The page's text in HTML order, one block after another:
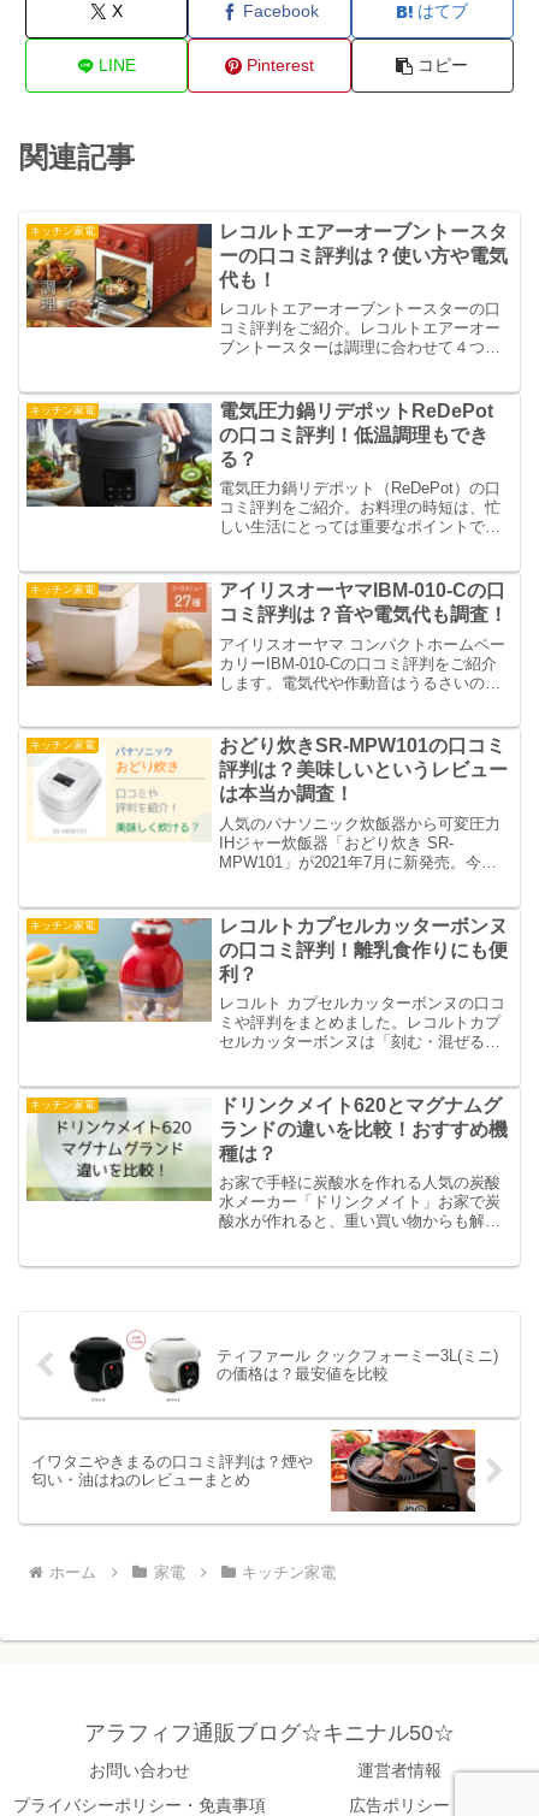
X Facebook はてブ
LINE Pinterest コピー
関連記事
キッチン家電
レコルトエアーオーブントースタ
ーの口コミ評判は？使い方や電気
代も！
レコルトエアーオーブントースターの口
コミ評判をご紹介。レコルトエアーオー
ブントースターは調理に合わせて４つの
理もできるのが嬉しい機能ですね。使い
方や電気代も調べました。
キッチン家電
電気圧力鍋リデポットReDePot
の口コミ評判！低温調理もでき
る？
電気圧力鍋リデポット（ReDePot）の口
コミ評判をご紹介。お料理の時短は、忙
しい生活にとっては重要なポイントです
ミから調査。低温調理もできるのかも調
べています。
キッチン家電
アイリスオーヤマIBM-010-Cの口
コミ評判は？音や電気代も調査！
アイリスオーヤマ コンパクトホームベー
カリーIBM-010-Cの口コミ評判をご紹介
します。電気代や作動音はうるさいのか
ます。毎日焼き立ての美味しいパンを味
わえますよ。
キッチン家電
おどり炊きSR-MPW101の口コミ
評判は？美味しいというレビュー
は本当か調査！
人気のパナソニック炊飯器から可変圧力
IHジャー炊飯器「おどり炊き SR-
MPW101」が2021年7月に新発売。今回
美味しいのか、レビューから調べまし
た。
キッチン家電
レコルトカプセルカッターボンヌ
の口コミ評判！離乳食作りにも便
利？
レコルト カプセルカッターボンヌの口コ
ミや評判をまとめました。レコルトカプ
セルカッターボンヌは「刻む・混ぜる・
乳食作りにも便利なのかも口コミや評判
から調べました。
キッチン家電
ドリンクメイト620とマグナムグ
ランドの違いを比較！おすすめ機
種は？
お家で手軽に炭酸水を作れる人気の炭酸
水メーカー「ドリンクメイト」お家で炭
酸水が作れると、重い買い物からも解放
ティファール クックフォーミー3L(ミニ)
の価格は？最安値を比較
イワタニやきまるの口コミ評判は？煙や
匂い・油はねのレビューまとめ
ホーム 家電 キッチン家電
アラフィフ通販ブログ☆キニナル50☆
お問い合わせ
運営者情報
プライバシーポリシー・免責事項
広告ポリシー